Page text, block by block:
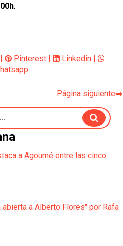
.
| Pinterest | Linkedin |
Página siguiente➡️
a Agoumé entre las cinco
abierta a Alberto Flores" por Rafa